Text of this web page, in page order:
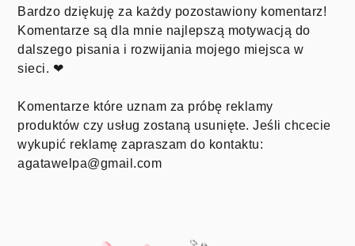
Bardzo dziękuję za każdy pozostawiony komentarz!
Komentarze są dla mnie najlepszą motywacją do
dalszego pisania i rozwijania mojego miejsca w
sieci. ❤
Komentarze które uznam za próbę reklamy
produktów czy usług zostaną usunięte. Jeśli chcecie
wykupić reklamę zapraszam do kontaktu:
agatawelpa@gmail.com